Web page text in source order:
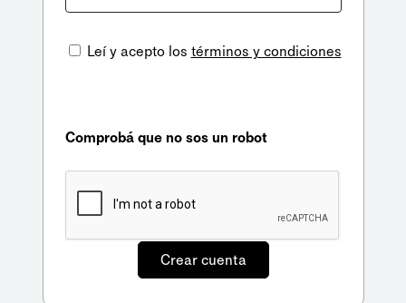
Leí y acepto los términos y condiciones
Comprobá que no sos un robot